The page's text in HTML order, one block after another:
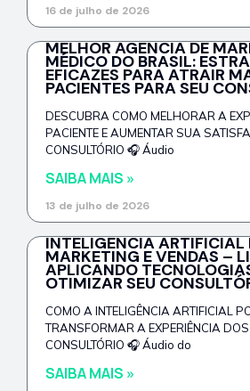
16 de julho de 2026
MELHOR AGÊNCIA DE
MÉDICO DO BRASIL:
EFICAZES PARA ATRAIR
PACIENTES PARA SEU
DESCUBRA COMO MELHORAR A
PACIENTE E AUMENTAR SUA
CONSULTÓRIO 🎧 Áudio
SAIBA MAIS »
13 de julho de 2026
INTELIGÊNCIA ARTIFICIAL
MARKETING E VENDAS –
APLICANDO
OTIMIZAR SEU
COMO A INTELIGÊNCIA ARTIFICIAL
TRANSFORMAR A EXPERIÊNCIA
CONSULTÓRIO 🎧 Áudio do
SAIBA MAIS »